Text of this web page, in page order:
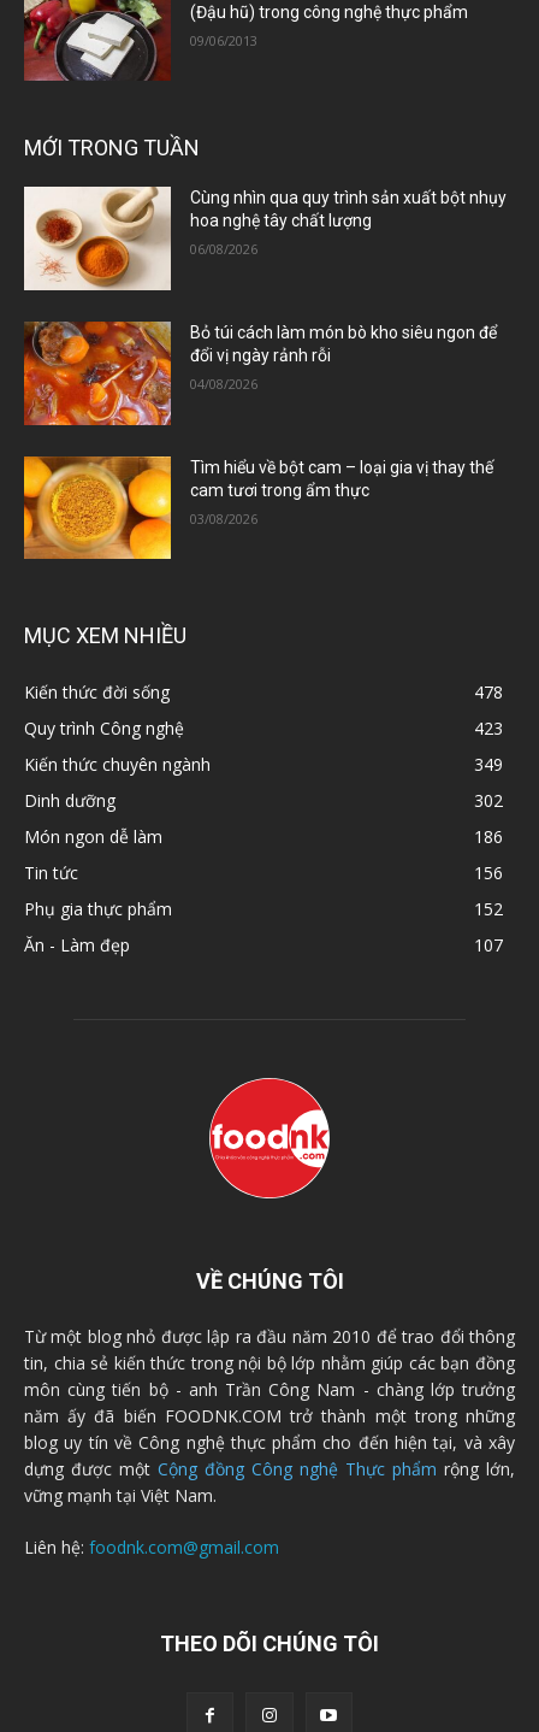
(Đậu hũ) trong công nghệ thực phẩm
09/06/2013
MỚI TRONG TUẦN
Cùng nhìn qua quy trình sản xuất bột nhụy
hoa nghệ tây chất lượng
06/08/2026
Bỏ túi cách làm món bò kho siêu ngon để
đổi vị ngày rảnh rỗi
04/08/2026
Tìm hiểu về bột cam – loại gia vị thay thế
cam tươi trong ẩm thực
03/08/2026
MỤC XEM NHIỀU
Kiến thức đời sống
478
Quy trình Công nghệ
423
Kiến thức chuyên ngành
349
Dinh dưỡng
302
Món ngon dễ làm
186
Tin tức
156
Phụ gia thực phẩm
152
Ăn - Làm đẹp
107
VỀ CHÚNG TÔI
Từ một blog nhỏ được lập ra đầu năm 2010 để trao đổi thông
tin, chia sẻ kiến thức trong nội bộ lớp nhằm giúp các bạn đồng
môn cùng tiến bộ - anh Trần Công Nam - chàng lớp trưởng
năm ấy đã biến FOODNK.COM trở thành một trong những
blog uy tín về Công nghệ thực phẩm cho đến hiện tại, và xây
dựng được một Cộng đồng Công nghệ Thực phẩm rộng lớn,
vững mạnh tại Việt Nam.
Liên hệ: foodnk.com@gmail.com
THEO DÕI CHÚNG TÔI